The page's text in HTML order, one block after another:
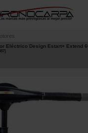
Eléctrico Design Estart+ Extend
]